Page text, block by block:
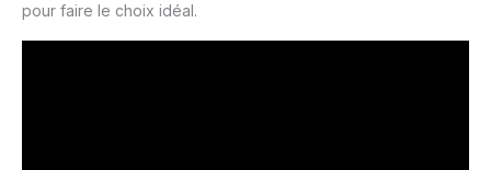
pour faire le choix idéal.